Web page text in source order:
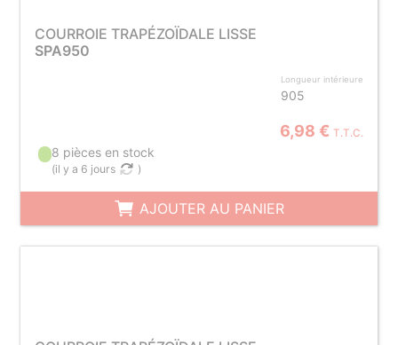
COURROIE TRAPÉZOÏDALE LISSE
SPA950
Longueur intérieure
905
6,98 € T.T.C.
8 pièces en stock
(il y a 6 jours )
AJOUTER AU PANIER